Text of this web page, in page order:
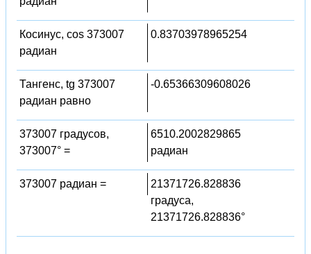
Косинус, cos 373007
радиан
0.83703978965254
Тангенс, tg 373007
радиан равно
-0.65366309608026
373007 градусов,
373007° =
6510.2002829865
радиан
373007 радиан =
21371726.828836
градуса,
21371726.828836°